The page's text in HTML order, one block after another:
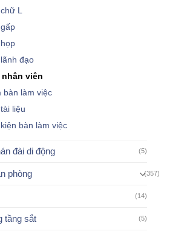
L
đạo
nhân viên
bàn làm việc
liệu
bàn làm việc
đài di động (5)
phòng (357)
(14)
tầng sắt (5)